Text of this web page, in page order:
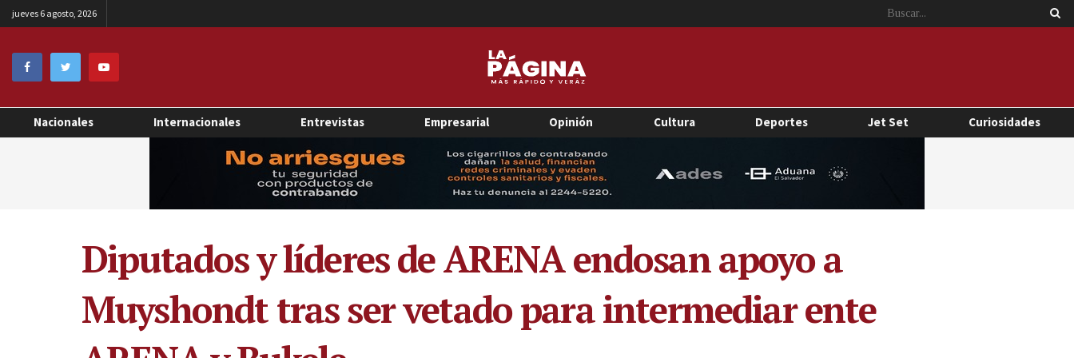
jueves 6 agosto, 2026
Nacionales Internacionales Entrevistas Empresarial Opinión Cultura Deportes Jet Set Curiosidades
Diputados y líderes de ARENA endosan apoyo a
Muyshondt tras ser vetado para intermediar ente